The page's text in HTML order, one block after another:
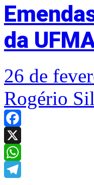
da
26 de
Rogério
Facebook
X
WhatsApp